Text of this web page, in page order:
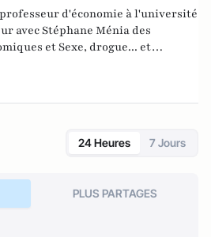
professeur d'économie à l'université
avec Stéphane Ménia des
etSexe, drogue... et
pour les économistes
24 Heures 7 Jours
PLUS PARTAGES